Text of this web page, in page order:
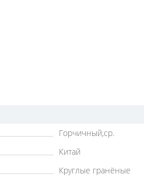
Горчичный,ср.
Китай
Круглые гранёные